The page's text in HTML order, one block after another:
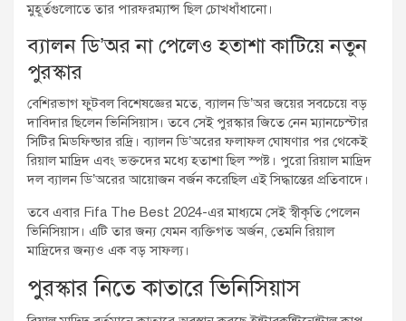
মুহূর্তগুলোতে তার পারফরম্যান্স ছিল চোখধাঁধানো।
ব্যালন ডি’অর না পেলেও হতাশা কাটিয়ে নতুন
পুরস্কার
বেশিরভাগ ফুটবল বিশেষজ্ঞের মতে, ব্যালন ডি’অর জয়ের সবচেয়ে বড়
দাবিদার ছিলেন ভিনিসিয়াস। তবে সেই পুরস্কার জিতে নেন ম্যানচেস্টার
সিটির মিডফিল্ডার রদ্রি। ব্যালন ডি’অরের ফলাফল ঘোষণার পর থেকেই
রিয়াল মাদ্রিদ এবং ভক্তদের মধ্যে হতাশা ছিল স্পষ্ট। পুরো রিয়াল মাদ্রিদ
দল ব্যালন ডি’অরের আয়োজন বর্জন করেছিল এই সিদ্ধান্তের প্রতিবাদে।
তবে এবার Fifa The Best 2024-এর মাধ্যমে সেই স্বীকৃতি পেলেন
ভিনিসিয়াস। এটি তার জন্য যেমন ব্যক্তিগত অর্জন, তেমনি রিয়াল
মাদ্রিদের জন্যও এক বড় সাফল্য।
পুরস্কার নিতে কাতারে ভিনিসিয়াস